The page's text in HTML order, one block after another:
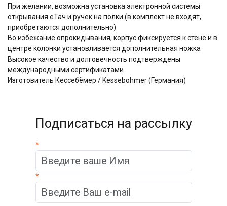
При желании, возможна установка электронной системы
открывания еТач и ручек на полки (в комплект не входят,
приобретаются дополнительно)
Во избежание опрокидывания, корпус фиксируется к стене и в
центре колонки установливается дополнительная ножка
Высокое качество и долговечность подтверждены
международными сертификатами
Изготовитель Кессебёмер / Kessebohmer (Германия)
Подписаться на рассылку
*
*